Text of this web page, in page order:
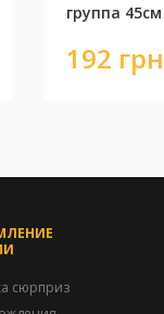
группа 45см
192 грн
сюрприз